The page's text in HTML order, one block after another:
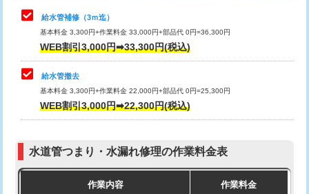
マス交換（土の掘削・埋め戻し作業）
マス交換（深さ50㎝未満）
マス交換（深さ50㎝以上）
コンクリート斫り（厚さ10㎝まで）
理・調整・分解・加工など（中作業）
止水・漏水調査・防水処理・清掃・修
理・調整・分解・加工など（重作業）
33,000円
その他部品の脱着
交換・取付（タンク）
式）)
式・ワンホール）)
給水管補修（3ｍ迄）
基本料金 3,300円+作業料金 33,000円+部品代 0円=36,300円
WEB割引3,000円➡33,300円(税込)
給水管撤去
基本料金 3,300円+作業料金 22,000円+部品代 0円=25,300円
WEB割引3,000円➡22,300円(税込)
水道管つまり・水漏れ修理の作業料金表
作業内容 作業料金